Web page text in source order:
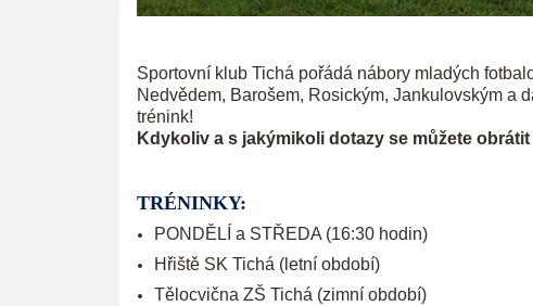
Sportovní klub Tichá pořádá nábory mladých
Nedvědem, Barošem, Rosickým, Jankulovským a
trénink!
Kdykoliv a s jakýmikoli dotazy se můžete
TRÉNINKY:
PONDĚLÍ a STŘEDA (16:30 hodin)
Hřiště SK Tichá (letní období)
Tělocvična ZŠ Tichá (zimní období)